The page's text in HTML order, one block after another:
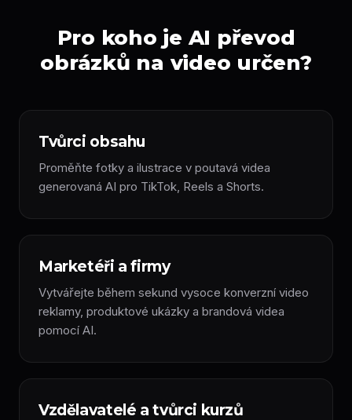
Pro koho je AI převod
obrázků na video určen?
Tvůrci obsahu
Proměňte fotky a ilustrace v poutavá videa
generovaná AI pro TikTok, Reels a Shorts.
Marketéři a firmy
Vytvářejte během sekund vysoce konverzní video
reklamy, produktové ukázky a brandová videa
pomocí AI.
Vzdělavatelé a tvůrci kurzů